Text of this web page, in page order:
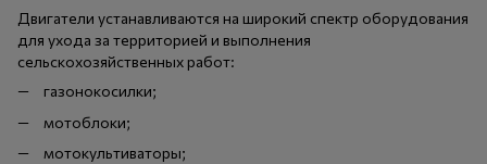
Двигатели устанавливаются на широкий спектр оборудования
для ухода за территорией и выполнения
сельскохозяйственных работ:
газонокосилки;
мотоблоки;
мотокультиваторы;